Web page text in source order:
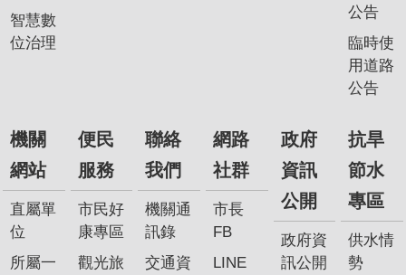
智慧數
位治理
公告
臨時使
用道路
公告
機關
網站
直屬單
位
所屬一
便民
服務
市民好
康專區
觀光旅
聯絡
我們
機關通
訊錄
交通資
網路
社群
市長
FB
LINE
政府
資訊
公開
政府資
訊公開
抗旱
節水
專區
供水情
勢